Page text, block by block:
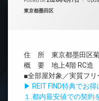
カテゴリー:
東京都墨田区
住 所 東京都墨田区
概 要 地上4階 RC造
■全部屋対象／実質フ
▶ REIT FIND特典でお得
１.都内最安値での契約